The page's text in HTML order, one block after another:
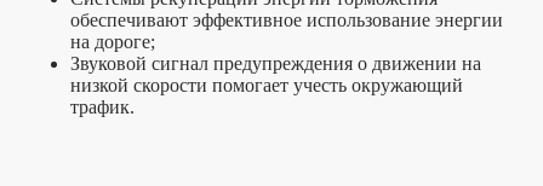
обеспечивают эффективное использование энергии
на дороге;
Звуковой сигнал предупреждения о движении на
низкой скорости помогает учесть окружающий
трафик.